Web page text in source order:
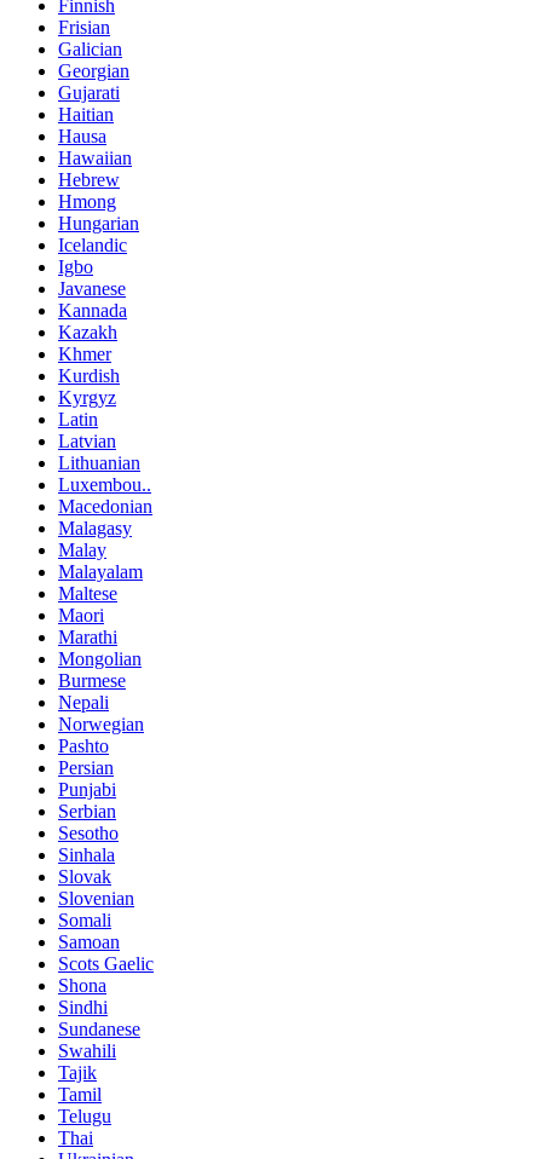
Finnish
Frisian
Galician
Georgian
Gujarati
Haitian
Hausa
Hawaiian
Hebrew
Hmong
Hungarian
Icelandic
Igbo
Javanese
Kannada
Kazakh
Khmer
Kurdish
Kyrgyz
Latin
Latvian
Lithuanian
Luxembou..
Macedonian
Malagasy
Malay
Malayalam
Maltese
Maori
Marathi
Mongolian
Burmese
Nepali
Norwegian
Pashto
Persian
Punjabi
Serbian
Sesotho
Sinhala
Slovak
Slovenian
Somali
Samoan
Scots Gaelic
Shona
Sindhi
Sundanese
Swahili
Tajik
Tamil
Telugu
Thai